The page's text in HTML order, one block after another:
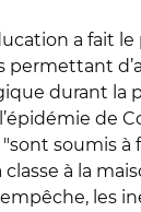
a fait
durant la
de
"sont soumis à
classe à la
les